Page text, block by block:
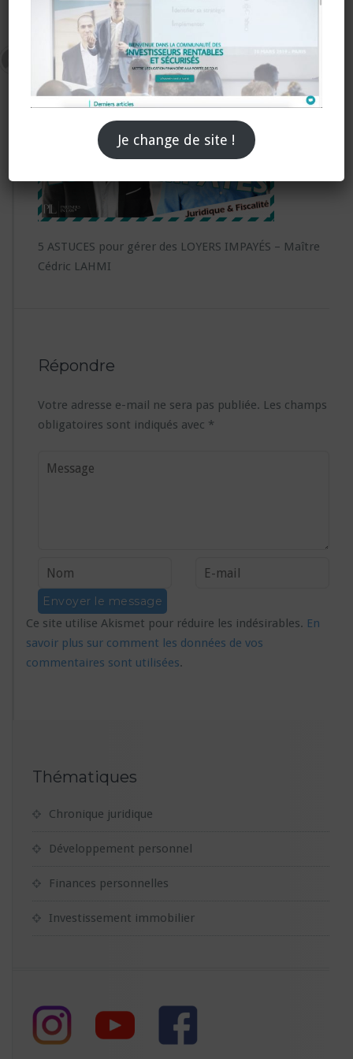
5 ASTUCES pour gérer des LOYERS
IMPAYÉS – Maître Cédric LAHMI
5 ASTUCES pour gérer des LOYERS IMPAYÉS – Maître
Cédric LAHMI
Répondre
Votre adresse e-mail ne sera pas publiée. Les champs
obligatoires sont indiqués avec *
Ce site utilise Akismet pour réduire les indésirables. En
savoir plus sur comment les données de vos
commentaires sont utilisées.
Thématiques
Chronique juridique
Développement personnel
Finances personnelles
Investissement immobilier
Je change de site !